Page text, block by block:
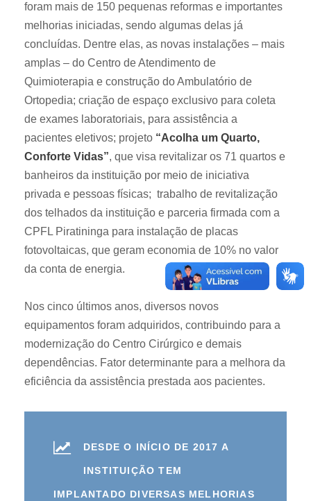
foram mais de 150 pequenas reformas e importantes
melhorias iniciadas, sendo algumas delas já
concluídas. Dentre elas, as novas instalações – mais
amplas – do Centro de Atendimento de
Quimioterapia e construção do Ambulatório de
Ortopedia; criação de espaço exclusivo para coleta
de exames laboratoriais, para assistência a
pacientes eletivos; projeto “Acolha um Quarto,
Conforte Vidas”, que visa revitalizar os 71 quartos e
banheiros da instituição por meio de iniciativa
privada e pessoas físicas; trabalho de revitalização
dos telhados da instituição e parceria firmada com a
CPFL Piratininga para instalação de placas
fotovoltaicas, que geram economia de 10% no valor
da conta de energia.
Nos cinco últimos anos, diversos novos
equipamentos foram adquiridos, contribuindo para a
modernização do Centro Cirúrgico e demais
dependências. Fator determinante para a melhora da
eficiência da assistência prestada aos pacientes.
DESDE O INÍCIO DE 2017 A
INSTITUIÇÃO TEM
IMPLANTADO DIVERSAS MELHORIAS